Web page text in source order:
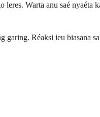
Warta anu saé nyaéta
Réaksi ieu biasana